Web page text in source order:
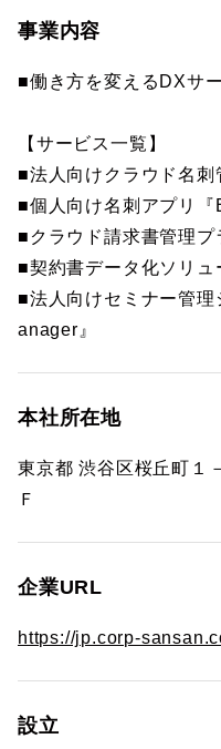
事業内容
■働き方を変えるDXサ
【サービス一覧】
■法人向けクラウド名刺
■個人向け名刺アプリ『
■クラウド請求書管理プ
■契約書データ化ソリュ
■法人向けセミナー管
anager』
本社所在地
東京都 渋谷区桜丘町１
Ｆ
企業URL
https://jp.corp-
設立